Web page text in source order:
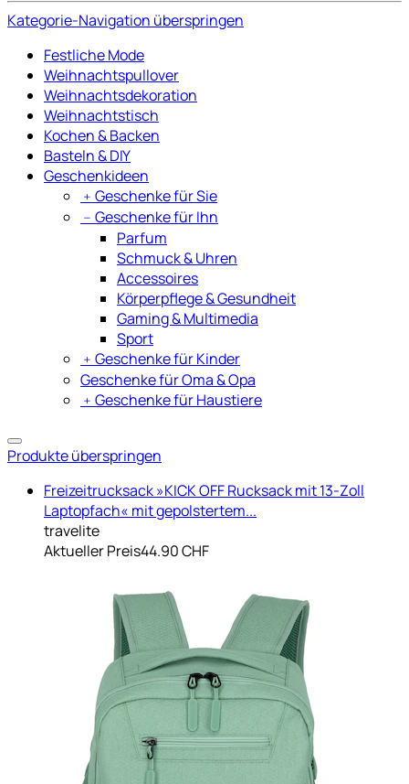
Kategorie-Navigation überspringen
Festliche Mode
Weihnachtspullover
Weihnachtsdekoration
Weihnachtstisch
Kochen & Backen
Basteln & DIY
Geschenkideen
﹢ Geschenke für Sie
﹣ Geschenke für Ihn
Parfum
Schmuck & Uhren
Accessoires
Körperpflege & Gesundheit
Gaming & Multimedia
Sport
﹢ Geschenke für Kinder
Geschenke für Oma & Opa
﹢ Geschenke für Haustiere
Produkte überspringen
Freizeitrucksack »KICK OFF Rucksack mit 13-Zoll
Laptopfach« mit gepolstertem...
travelite
Aktueller Preis44.90 CHF